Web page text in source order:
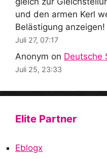
und den armen Kerl
Belästigung anzeigen!
Juli 27, 07:17
Anonym on Deutsche
Juli 25, 23:33
Elite Partner
Eblogx